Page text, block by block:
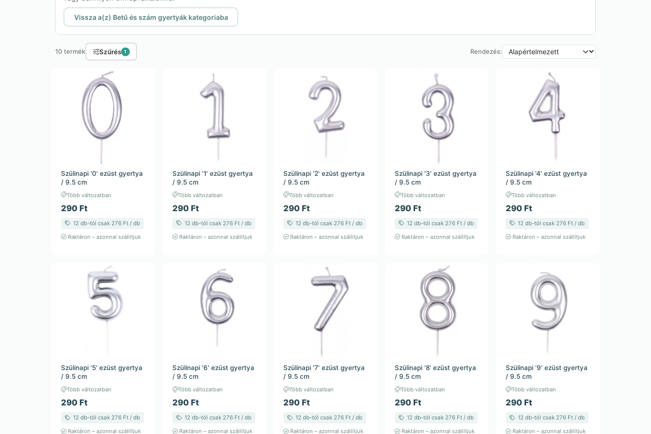
Vissza a(z) Betű és szám gyertyák kategoriaba
10 termék Szűrés 1 Rendezés:
Szülinapi '0' ezüst gyertya
/ 9.5 cm
Több változatban
290 Ft
12 db-tól csak 276 Ft / db
Raktáron – azonnal szállítjuk
Szülinapi '1' ezüst gyertya
/ 9.5 cm
Több változatban
290 Ft
12 db-tól csak 276 Ft / db
Raktáron – azonnal szállítjuk
Szülinapi '2' ezüst gyertya
/ 9.5 cm
Több változatban
290 Ft
12 db-tól csak 276 Ft / db
Raktáron – azonnal szállítjuk
Szülinapi '3' ezüst gyertya
/ 9.5 cm
Több változatban
290 Ft
12 db-tól csak 276 Ft / db
Raktáron – azonnal szállítjuk
Szülinapi '4' ezüst gyertya
/ 9.5 cm
Több változatban
290 Ft
12 db-tól csak 276 Ft / db
Raktáron – azonnal szállítjuk
Szülinapi '5' ezüst gyertya
/ 9.5 cm
Több változatban
290 Ft
12 db-tól csak 276 Ft / db
Raktáron – azonnal szállítjuk
Szülinapi '6' ezüst gyertya
/ 9.5 cm
Több változatban
290 Ft
12 db-tól csak 276 Ft / db
Raktáron – azonnal szállítjuk
Szülinapi '7' ezüst gyertya
/ 9.5 cm
Több változatban
290 Ft
12 db-tól csak 276 Ft / db
Raktáron – azonnal szállítjuk
Szülinapi '8' ezüst gyertya
/ 9.5 cm
Több változatban
290 Ft
12 db-tól csak 276 Ft / db
Raktáron – azonnal szállítjuk
Szülinapi '9' ezüst gyertya
/ 9.5 cm
Több változatban
290 Ft
12 db-tól csak 276 Ft / db
Raktáron – azonnal szállítjuk